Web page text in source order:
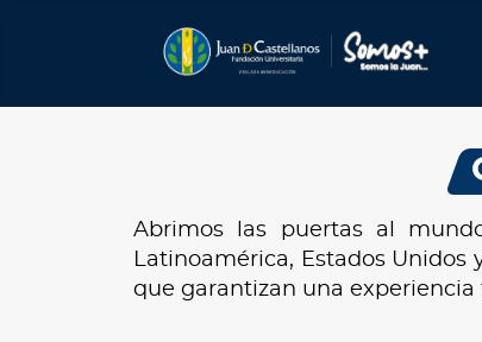
Abrimos las puertas al
Latinoamérica, Estados
que garantizan una experiencia